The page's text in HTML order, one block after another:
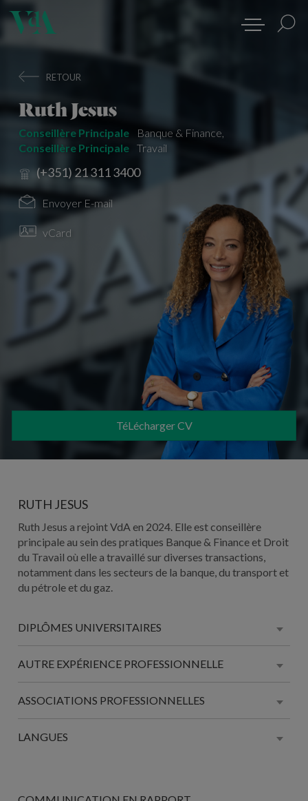
RETOUR
Ruth Jesus
Conseillère Principale Banque & Finance,
Conseillère Principale Travail
(+351) 21 311 3400
Envoyer E-mail
vCard
TéLécharger CV
RUTH JESUS
Ruth Jesus a rejoint VdA en 2024. Elle est conseillère
principale au sein des pratiques Banque & Finance et Droit
du Travail où elle a travaillé sur diverses transactions,
notamment dans les secteurs de la banque, du transport et
du pétrole et du gaz.
DIPLÔMES UNIVERSITAIRES
AUTRE EXPÉRIENCE PROFESSIONNELLE
ASSOCIATIONS PROFESSIONNELLES
LANGUES